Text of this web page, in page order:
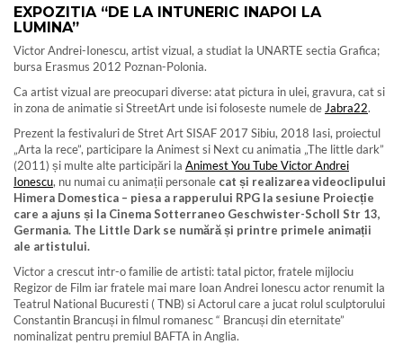
EXPOZITIA “DE LA INTUNERIC INAPOI LA
LUMINA”
Victor Andrei-Ionescu, artist vizual, a studiat la UNARTE sectia Grafica;
bursa Erasmus 2012 Poznan-Polonia.
Ca artist vizual are preocupari diverse: atat pictura in ulei, gravura, cat si
in zona de animatie si StreetArt unde isi foloseste numele de Jabra22.
Prezent la festivaluri de Stret Art SISAF 2017 Sibiu, 2018 Iasi, proiectul
„Arta la rece”, participare la Animest si Next cu animatia „The little dark”
(2011) și multe alte participări la Animest You Tube Victor Andrei
Ionescu, nu numai cu animații personale cat și realizarea videoclipului
Himera Domestica – piesa a rapperului RPG la sesiune Proiecție
care a ajuns și la Cinema Sotterraneo Geschwister-Scholl Str 13,
Germania. The Little Dark se numără și printre primele animații
ale artistului.
Victor a crescut intr-o familie de artisti: tatal pictor, fratele mijlociu
Regizor de Film iar fratele mai mare Ioan Andrei Ionescu actor renumit la
Teatrul National Bucuresti ( TNB) si Actorul care a jucat rolul sculptorului
Constantin Brancuși in filmul romanesc “ Brancuși din eternitate”
nominalizat pentru premiul BAFTA in Anglia.